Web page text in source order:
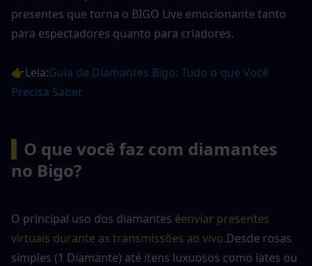
presentes que torna o BIGO Live emocionante tanto
para espectadores quanto para criadores.
👉Leia:Guia de Diamantes Bigo: Tudo o que Você
Precisa Saber
O que você faz com diamantes
no Bigo?
O principal uso dos diamantes éenviar presentes
virtuais durante as transmissões ao vivo.Desde rosas
simples (1 Diamante) até itens luxuosos como iates ou